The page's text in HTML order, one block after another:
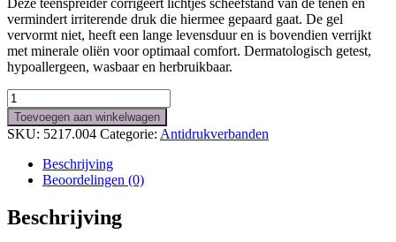
Deze teenspreider corrigeert lichtjes scheefstand van de tenen en
vermindert irriterende druk die hiermee gepaard gaat. De gel
vervormt niet, heeft een lange levensduur en is bovendien verrijkt
met minerale oliën voor optimaal comfort. Dermatologisch getest,
hypoallergeen, wasbaar en herbruikbaar.
Gelsmart
Teenspreider
S
3
aantal
Toevoegen aan winkelwagen
SKU: 5217.004 Categorie: Antidrukverbanden
Beschrijving
Beoordelingen (0)
Beschrijving